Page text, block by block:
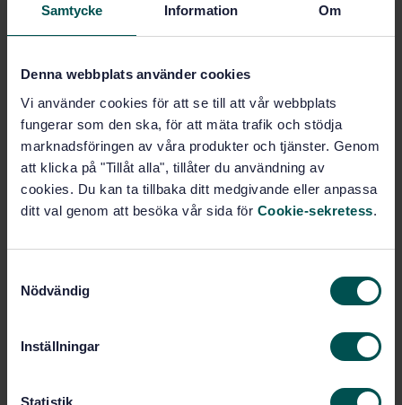
Samtycke Information Om
Denna webbplats använder cookies
Vi använder cookies för att se till att vår webbplats
fungerar som den ska, för att mäta trafik och stödja
marknadsföringen av våra produkter och tjänster. Genom
att klicka på "Tillåt alla", tillåter du användning av
cookies. Du kan ta tillbaka ditt medgivande eller anpassa
ditt val genom att besöka vår sida för Cookie-sekretess.
Nödvändig
Inställningar
Statistik
Produktinformation
Språk: Engelska
Framtagen av: Förpackningar, SIS/TK 165
Internationell titel:Packaging - Small Load
Carrier Systems - Part 1: Common
requirements and test methods
Fastställd: